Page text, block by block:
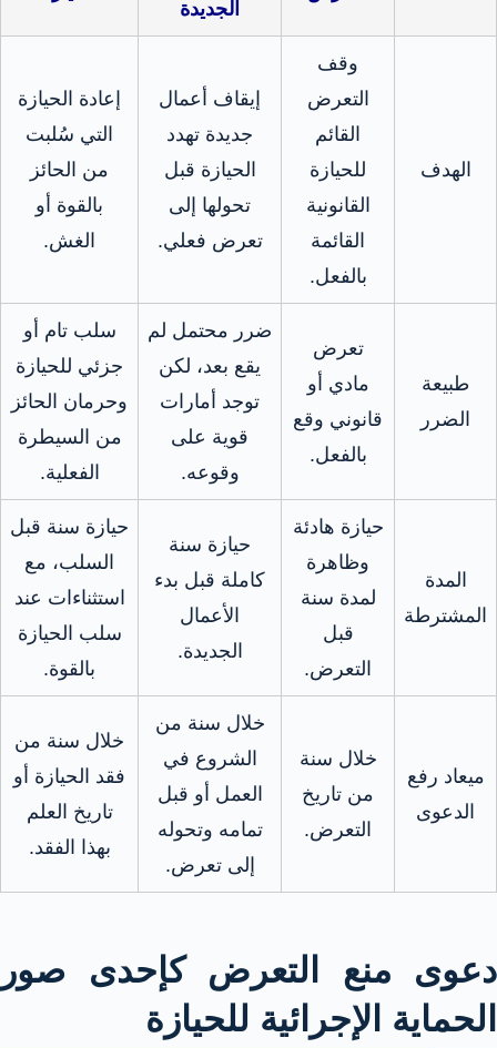
الجديدة
الهدف
وقف
التعرض
القائم
للحيازة
القانونية
القائمة
بالفعل.
إيقاف أعمال
جديدة تهدد
الحيازة قبل
تحولها إلى
تعرض فعلي.
إعادة الحيازة
التي سُلبت
من الحائز
بالقوة أو
الغش.
طبيعة
الضرر
تعرض
مادي أو
قانوني وقع
بالفعل.
ضرر محتمل لم
يقع بعد، لكن
توجد أمارات
قوية على
وقوعه.
سلب تام أو
جزئي للحيازة
وحرمان الحائز
من السيطرة
الفعلية.
المدة
المشترطة
حيازة هادئة
وظاهرة
لمدة سنة
قبل
التعرض.
حيازة سنة
كاملة قبل بدء
الأعمال
الجديدة.
حيازة سنة قبل
السلب، مع
استثناءات عند
سلب الحيازة
بالقوة.
ميعاد رفع
الدعوى
خلال سنة
من تاريخ
التعرض.
خلال سنة من
الشروع في
العمل أو قبل
تمامه وتحوله
إلى تعرض.
خلال سنة من
فقد الحيازة أو
تاريخ العلم
بهذا الفقد.
دعوى منع التعرض كإحدى صور
الحماية الإجرائية للحيازة